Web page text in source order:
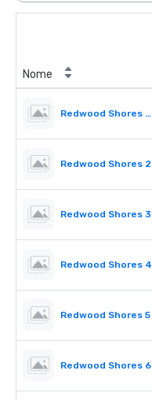
Nome
Redwood Shores Ballroom
Redwood Shores 2
Redwood Shores 3
Redwood Shores 4
Redwood Shores 5
Redwood Shores 6